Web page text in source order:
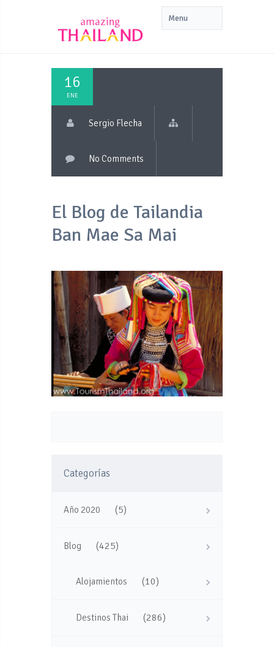
16
ENE
Sergio Flecha
No Comments
El Blog de Tailandia
Ban Mae Sa Mai
Categorías
Año 2020 (5)
Blog (425)
Alojamientos (10)
Destinos Thai (286)